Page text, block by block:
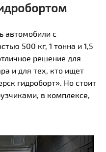
автомобили с
500 кг, 1 тонна и 1,5
решение для
и для тех, кто ищет
гидроборт». Но стоит
в комплексе,